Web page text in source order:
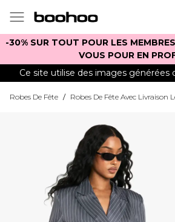
-30% SUR TOUT POUR LES
VOUS POUR EN
Ce site utilise des images générées
Robes De Fête / Robes De Fête Avec Livraison